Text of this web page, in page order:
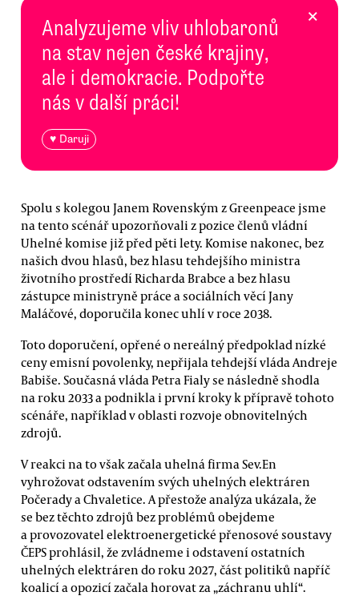
Analyzujeme vliv uhlobaronů
na stav nejen české krajiny,
ale i demokracie. Podpořte
nás v další práci!
♥ Daruji
×
Spolu s kolegou Janem Rovenským z Greenpeace jsme
na tento scénář upozorňovali z pozice členů vládní
Uhelné komise již před pěti lety. Komise nakonec, bez
našich dvou hlasů, bez hlasu tehdejšího ministra
životního prostředí Richarda Brabce a bez hlasu
zástupce ministryně práce a sociálních věcí Jany
Maláčové, doporučila konec uhlí v roce 2038.
Toto doporučení, opřené o nereálný předpoklad nízké
ceny emisní povolenky, nepřijala tehdejší vláda Andreje
Babiše. Současná vláda Petra Fialy se následně shodla
na roku 2033 a podnikla i první kroky k přípravě tohoto
scénáře, například v oblasti rozvoje obnovitelných
zdrojů.
V reakci na to však začala uhelná firma Sev.En
vyhrožovat odstavením svých uhelných elektráren
Počerady a Chvaletice. A přestože analýza ukázala, že
se bez těchto zdrojů bez problémů obejdeme
a provozovatel elektroenergetické přenosové soustavy
ČEPS prohlásil, že zvládneme i odstavení ostatních
uhelných elektráren do roku 2027, část politiků napříč
koalicí a opozicí začala horovat za „záchranu uhlí“.